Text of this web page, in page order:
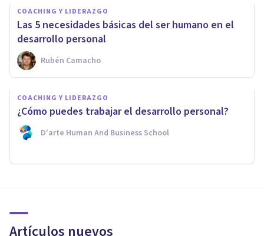
COACHING Y LIDERAZGO
Las 5 necesidades básicas del ser humano en el
desarrollo personal
Rubén Camacho
COACHING Y LIDERAZGO
¿Cómo puedes trabajar el desarrollo personal?
D'arte Human And Business School
Artículos nuevos